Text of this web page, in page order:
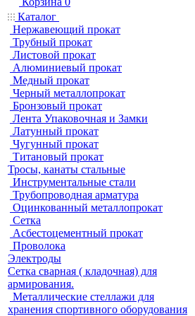
Каталог
Нержавеющий прокат
Трубный прокат
Листовой прокат
Алюминиевый прокат
Медный прокат
Черный металлопрокат
Бронзовый прокат
Лента Упаковочная и Замки
Латунный прокат
Чугунный прокат
Титановый прокат
Тросы, канаты стальные
Инструментальные стали
Трубопроводная арматура
Оцинкованный металлопрокат
Сетка
Асбестоцементный прокат
Проволока
Электроды
Сетка сварная ( кладочная) для
армирования.
Металлические стеллажи для
хранения спортивного оборудования